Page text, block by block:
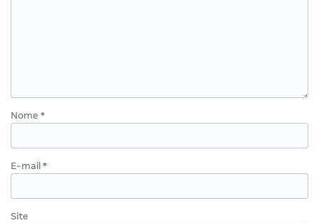
Nome *
E-mail *
Site